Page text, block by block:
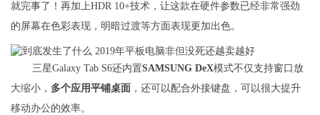
就完事了！再加上HDR 10+技术，让这款在硬件参数已经非常强劲
的屏幕在色彩表现，明暗过渡等方面表现更加出色。
三星Galaxy Tab S6还内置SAMSUNG DeX模式不仅支持窗口放
大缩小， 多个应用平铺桌面 ，还可以配合外接键盘，可以很大提升
移动办公的效率。